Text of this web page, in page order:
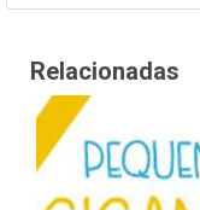
Relacionadas